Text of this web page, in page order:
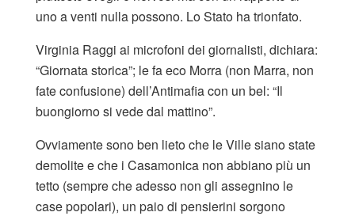
uno a venti nulla possono. Lo Stato ha trionfato.
Virginia Raggi ai microfoni dei giornalisti, dichiara:
“Giornata storica”; le fa eco Morra (non Marra, non
fate confusione) dell’Antimafia con un bel: “Il
buongiorno si vede dal mattino”.
Ovviamente sono ben lieto che le Ville siano state
demolite e che i Casamonica non abbiano più un
tetto (sempre che adesso non gli assegnino le
case popolari), un paio di pensierini sorgono